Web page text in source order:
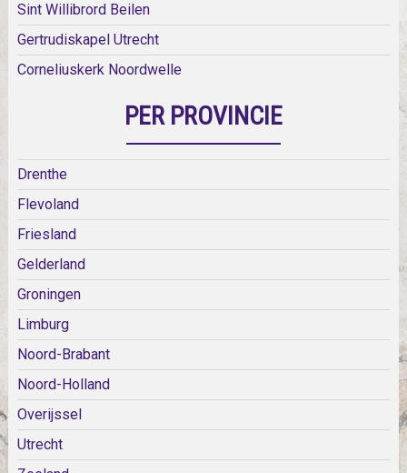
Sint Willibrord Beilen
Gertrudiskapel Utrecht
Corneliuskerk Noordwelle
PER PROVINCIE
Drenthe
Flevoland
Friesland
Gelderland
Groningen
Limburg
Noord-Brabant
Noord-Holland
Overijssel
Utrecht